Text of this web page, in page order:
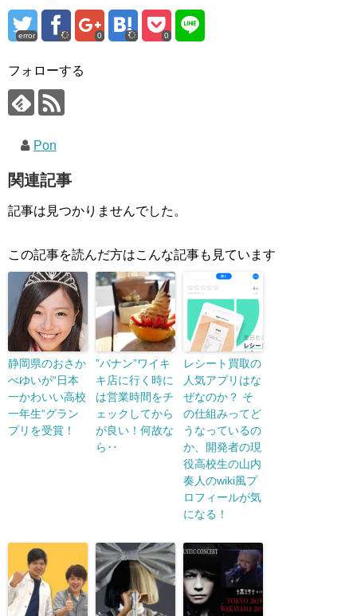
error 0 0
フォローする
Pon
関連記事
記事は見つかりませんでした。
この記事を読んだ方はこんな記事も見ています
静岡県のおさか
べゆいが“日本
一かわいい高校
一年生“グラン
プリを受賞！
”バナン”ワイキ
キ店に行く時に
は営業時間をチ
ェックしてから
が良い！何故な
ら‥
レシート買取の
人気アプリはな
ぜなのか？ そ
の仕組みってど
うなっているの
か、開発者の現
役高校生の山内
奏人のwiki風プ
ロフィールが気
になる！